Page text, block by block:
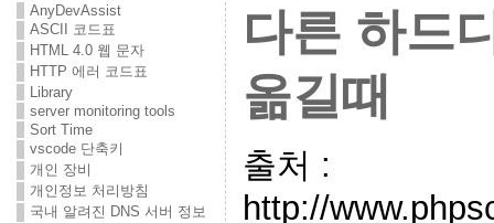
AnyDevAssist
ASCII 코드표
HTML 4.0 웹 문자
HTTP 에러 코드표
Library
server monitoring tools
Sort Time
vscode 단축키
개인 장비
개인정보 처리방침
국내 알려진 DNS 서버 정보
다른 하드
옮길때
출처 :
http://